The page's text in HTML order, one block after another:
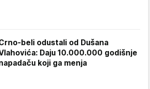
beli odustali od Dušana
Daju 10.000.000 godišnje
koji ga menja